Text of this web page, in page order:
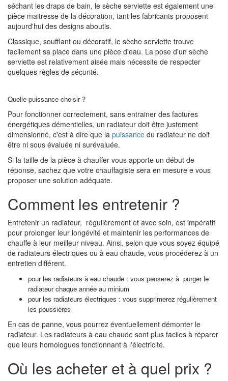
séchant les draps de bain, le sèche serviette est également une
pièce maitresse de la décoration, tant les fabricants proposent
aujourd'hui des designs aboutis.
Classique, soufflant ou décoratif, le sèche serviette trouve
facilement sa place dans une pièce d'eau. La pose d'un sèche
serviette est relativement aisée mais nécessite de respecter
quelques règles de sécurité.
Quelle puissance choisir ?
Pour fonctionner correctement, sans entrainer des factures
énergétiques démentielles, un radiateur doit être justement
dimensionné, c'est à dire que la puissance du radiateur ne doit
être ni sous évaluée ni surévaluée.
Si la taille de la pièce à chauffer vous apporte un début de
réponse, sachez que votre chauffagiste sera en mesure e vous
proposer une solution adéquate.
Comment les entretenir ?
Entretenir un radiateur, régulièrement et avec soin, est impératif
pour prolonger leur longévité et maintenir les performances de
chauffe à leur meilleur niveau. Ainsi, selon que vous soyez équipé
de radiateurs électriques ou à eau chaude, vous procéderez à un
entretien différent.
pour les radiateurs à eau chaude : vous penserez à purger le
radiateur chaque année au minium
pour les radiateurs électriques : vous supprimerez régulièrement
les poussières
En cas de panne, vous pourrez éventuellement démonter le
radiateur. Les radiateurs à eau chaude sont plus faciles à réparer
que leurs homologues fonctionnant à l'électricité.
Où les acheter et à quel prix ?